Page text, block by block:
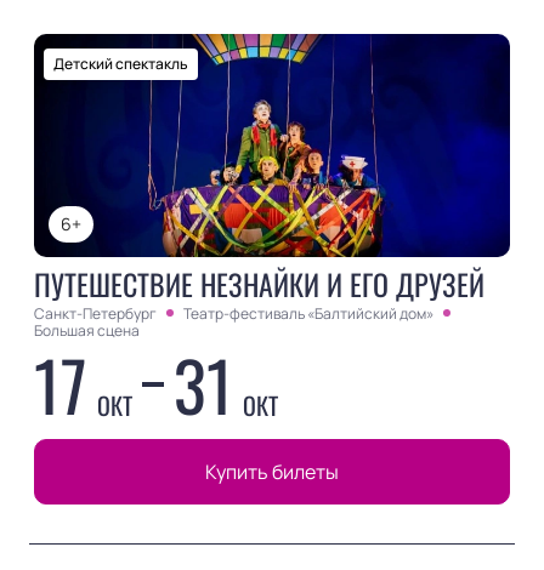
6+
Детский спектакль
ПУТЕШЕСТВИЕ НЕЗНАЙКИ И ЕГО ДРУЗЕЙ
Санкт-Петербург
Театр-фестиваль «Балтийский дом»
Большая сцена
17 ОКТ 31 ОКТ
Купить билеты